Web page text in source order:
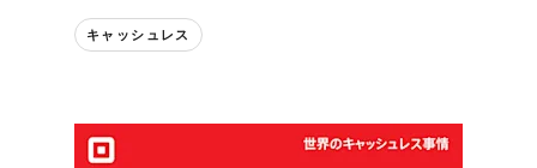
キャッシュレス